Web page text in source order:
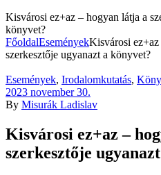
Kisvárosi ez+az – hogyan látja a
könyvet?
FőoldalEseményekKisvárosi ez+az
szerkesztője ugyanazt a könyvet?
Kategóriák
Események, Irodalomkutatás,
2023 november 30.
By Misurák Ladislav
Kisvárosi ez+az –
szerkesztője